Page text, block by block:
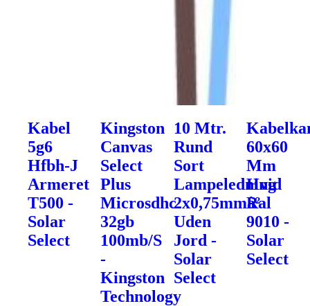
Kabel
5g6
Hfbh-J
Armeret
T500 -
Solar
Select
Kingston
Canvas
Select
Plus
Microsdhc
32gb
100mb/S
-
Kingston
Technology
10 Mtr.
Rund
Sort
Lampeledning
2x0,75mmâ²
Uden
Jord -
Solar
Select
60x60
Mm
Hvid
Ral
9010 -
Solar
Select